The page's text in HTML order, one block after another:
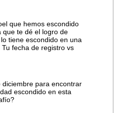
que hemos escondido
que te dé el logro de
tiene escondido en una
fecha de registro vs
diciembre para encontrar
escondido en esta